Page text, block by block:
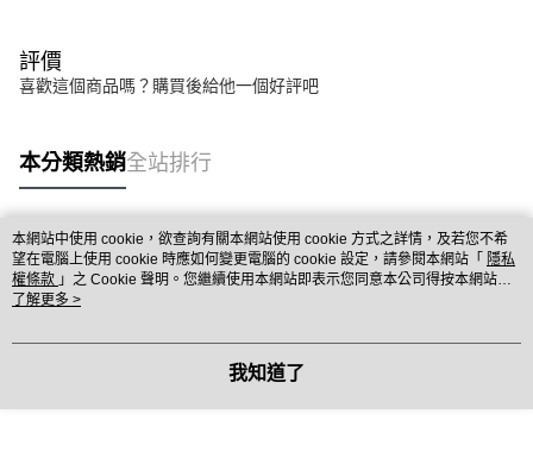
評價
喜歡這個商品嗎？購買後給他一個好評吧
本分類熱銷全站排行
熱門標籤
本網站中使用 cookie，欲查詢有關本網站使用 cookie 方式之詳情，及若您不希
望在電腦上使用 cookie 時應如何變更電腦的 cookie 設定，請參閱本網站「 隱私
權條款 」之 Cookie 聲明。您繼續使用本網站即表示您同意本公司得按本網站使
用條款之 Cookie 聲明使用 cookie。
了解更多 >
我知道了